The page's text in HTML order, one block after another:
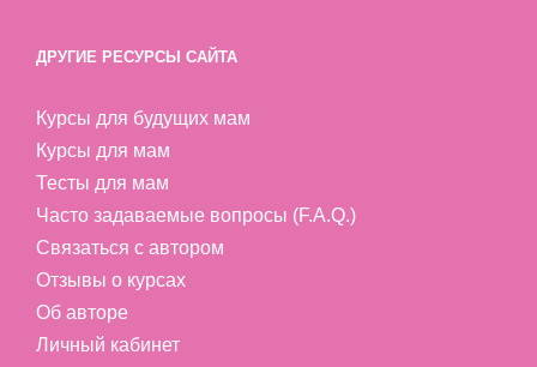
ДРУГИЕ РЕСУРСЫ САЙТА
Курсы для будущих мам
Курсы для мам
Тесты для мам
Часто задаваемые вопросы (F.A.Q.)
Связаться с автором
Отзывы о курсах
Об авторе
Личный кабинет